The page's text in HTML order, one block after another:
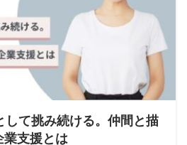
して挑み続ける。仲間と描
支援とは